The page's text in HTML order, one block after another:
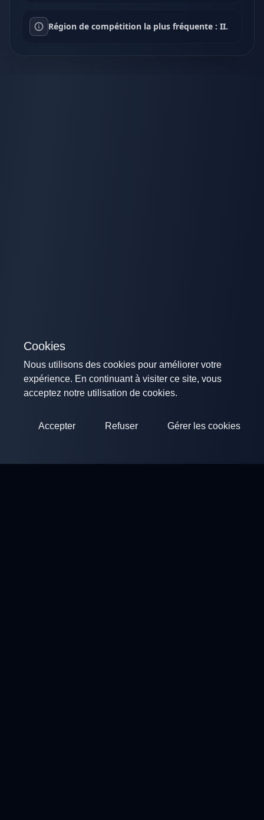
Région de compétition la plus fréquente : II.
Cookies
Nous utilisons des cookies pour améliorer votre
expérience. En continuant à visiter ce site, vous
acceptez notre utilisation de cookies.
Accepter Refuser Gérer les cookies